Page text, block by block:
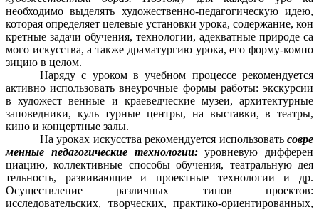
необходимо выделять художественно-педагогическую идею,
которая определяет целевые установки урока, содержание, кон
кретные задачи обучения, технологии, адекватные природе са
мого искусства, а также драматургию урока, его форму-компо
зицию в целом.
Наряду с уроком в учебном процессе рекомендуется
активно использовать внеурочные формы работы: экскурсии
в художест венные и краеведческие музеи, архитектурные
заповедники, куль турные центры, на выставки, в театры,
кино и концертные залы.
На уроках искусства рекомендуется использовать совре
менные педагогические технологии:уровневую дифферен
циацию, коллективные способы обучения, театральную дея
тельность, развивающие и проектные технологии и др.
Осуществление различных типов проектов:
исследовательских, творческих, практико-ориентированных,